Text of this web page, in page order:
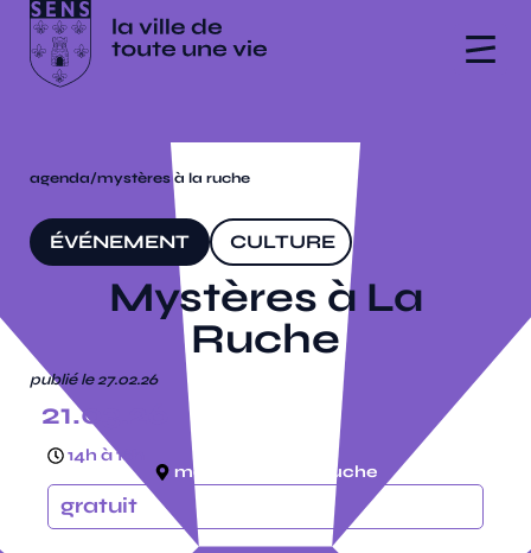
agenda/mystères à la ruche
ÉVÉNEMENT CULTURE
Mystères à La
Ruche
publié le 27.02.26
21.03.26
14h à 18h
médiathèque, la ruche
gratuit